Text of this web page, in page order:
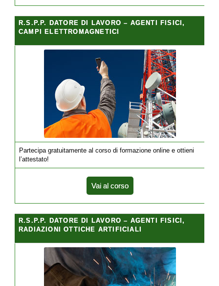
R.S.P.P. DATORE DI LAVORO – AGENTI FISICI,
CAMPI ELETTROMAGNETICI
Partecipa gratuitamente al corso di formazione online e ottieni
l’attestato!
Vai al corso
R.S.P.P. DATORE DI LAVORO – AGENTI FISICI,
RADIAZIONI OTTICHE ARTIFICIALI